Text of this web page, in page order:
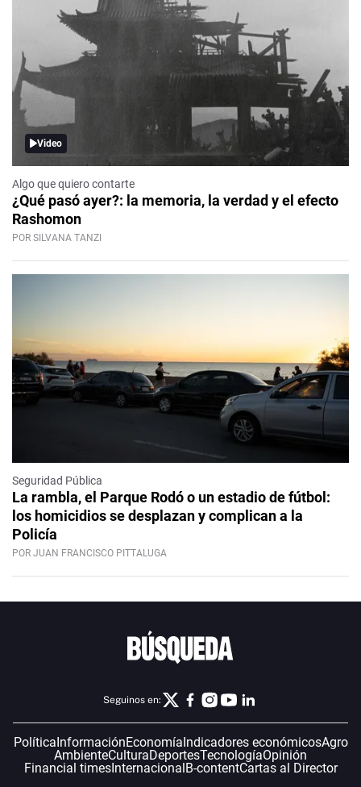
Video
Algo que quiero contarte
¿Qué pasó ayer?: la memoria, la verdad y el efecto
Rashomon
POR SILVANA TANZI
Seguridad Pública
La rambla, el Parque Rodó o un estadio de fútbol:
los homicidios se desplazan y complican a la
Policía
POR JUAN FRANCISCO PITTALUGA
Seguinos en:
Política InformaciónEconomía Indicadores económicosAgro
AmbienteCulturaDeportesTecnologíaOpinión
Financial timesInternacional B-contentCartas al Director